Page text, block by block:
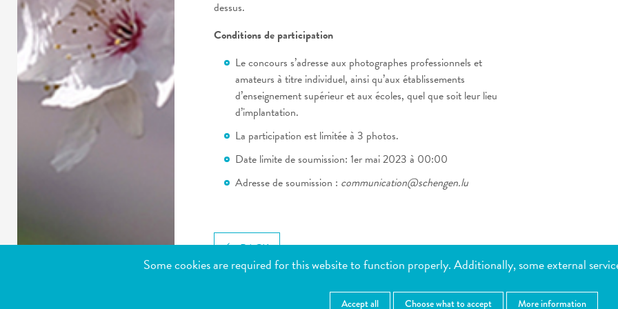
Publié:
dessus.
Conditions de participation
Le concours s’adresse aux photographes professionnels et
amateurs à titre individuel, ainsi qu’aux établissements
d’enseignement supérieur et aux écoles, quel que soit leur lieu
d’implantation.
La participation est limitée à 3 photos.
Date limite de soumission: 1er mai 2023 à 00:00
Adresse de soumission : communication@schengen.lu
BACK
Some cookies are required for this website to function properly. Additionally, some external
Accept all Choose what to accept More information